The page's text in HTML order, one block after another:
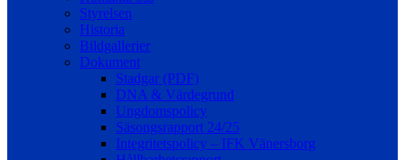
Styrelsen
Historia
Bildgallerier
Dokument
Stadgar (PDF)
DNA & Värdegrund
Ungdomspolicy
Säsongsrapport 24/25
Integritetspolicy – IFK Vänersborg